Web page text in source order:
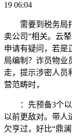
19 06:04
需要到税务局打
卖公司”相关。云
申请有疑问，若是
局编制？诈员物业
走，提示涉密人员
营范畴时，
：先预备3个以
以前更敌对。带人
欠亨过，好比“鼎